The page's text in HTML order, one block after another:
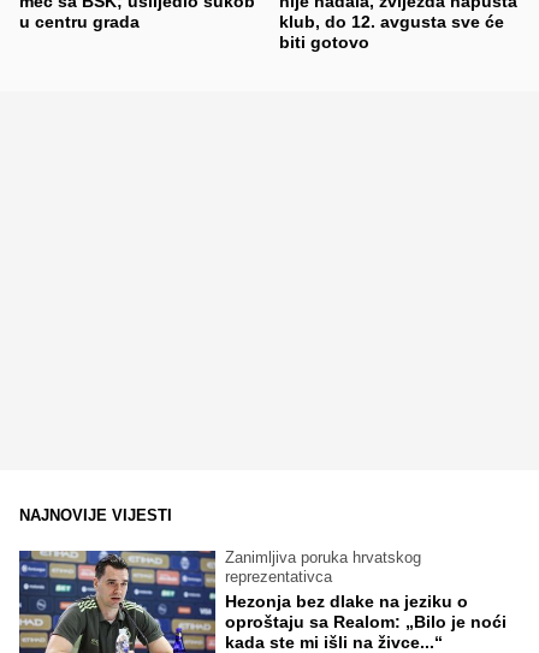
u centru grada
klub, do 12. avgusta sve će
biti gotovo
NAJNOVIJE VIJESTI
Zanimljiva poruka hrvatskog
reprezentativca
Hezonja bez dlake na jeziku o
oproštaju sa Realom: „Bilo je noći
kada ste mi išli na živce...“